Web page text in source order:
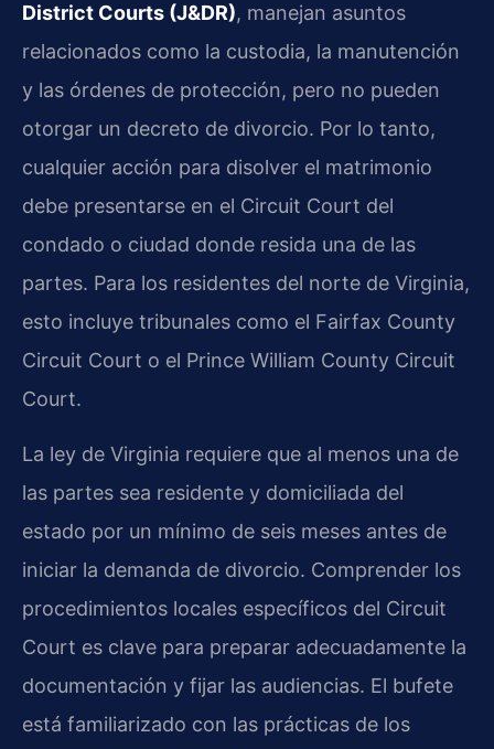
District Courts (J&DR), manejan asuntos
relacionados como la custodia, la manutención
y las órdenes de protección, pero no pueden
otorgar un decreto de divorcio. Por lo tanto,
cualquier acción para disolver el matrimonio
debe presentarse en el Circuit Court del
condado o ciudad donde resida una de las
partes. Para los residentes del norte de Virginia,
esto incluye tribunales como el Fairfax County
Circuit Court o el Prince William County Circuit
Court.
La ley de Virginia requiere que al menos una de
las partes sea residente y domiciliada del
estado por un mínimo de seis meses antes de
iniciar la demanda de divorcio. Comprender los
procedimientos locales específicos del Circuit
Court es clave para preparar adecuadamente la
documentación y fijar las audiencias. El bufete
está familiarizado con las prácticas de los